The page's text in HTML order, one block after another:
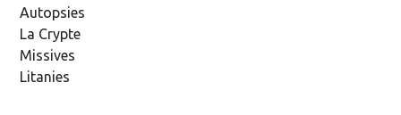
Autopsies
La Crypte
Missives
Litanies